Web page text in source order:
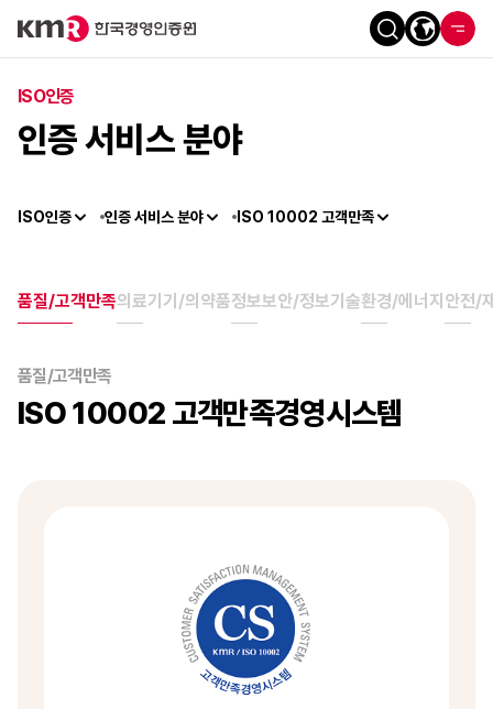
ISO인증
인증 서비스 분야
ISO인증 인증 서비스 분야 ISO 10002 고객만족
품질/고객만족의료기기/의약품정보보안/정보기술환경/에너지 안전/
품질/고객만족
ISO 10002 고객만족경영시스템